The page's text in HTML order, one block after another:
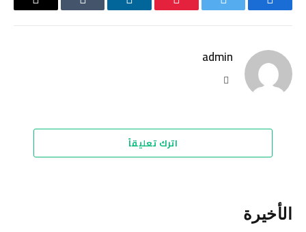
فيسبوك تويتر بينتيريستلينكدإن Tumblr
البريد
admin
اترك تعليقاً
الأخيرة